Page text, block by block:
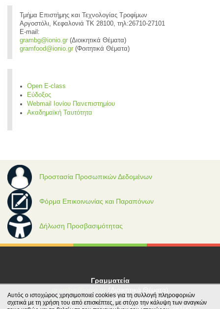
Τμήμα Επιστήμης και Τεχνολογίας Τροφίμων
Αργοστόλι, Κεφαλονιά ΤΚ 28100, τηλ:26710-27101
E-mail:
grambg@ionio.gr (Διοικητικά Θέματα)
gramfood@ionio.gr (Φοιτητικά Θέματα)
Open E-class
Εύδοξος
Webmail Ιονίου Πανεπιστημίου
Ακαδημαϊκή Ταυτότητα
Προστασία Προσωπικών Δεδομένων
Φόρμα Επικοινωνίας και Παραπόνων
Δήλωση Προσβασιμότητας
Γραμματεία
gramfood@ionio.gr(Φοιτητικά Θέματα)
Αυτός ο ιστοχώρος χρησιμοποιεί cookies για τη συλλογή πληροφοριών
σχετικά με τη χρήση του από επισκέπτες, με στόχο την κάλυψη των αναγκών